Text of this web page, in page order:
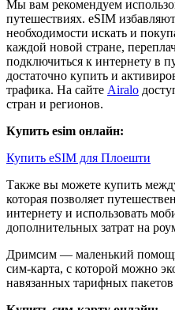
Мы вам рекомендуем
путешествиях. eSIM
необходимости искать и
каждой новой стране,
подключиться к интернету в
достаточно купить и
трафика. На сайте Airalo
стран и регионов.
Купить esim онлайн:
Купить eSIM для Плоешти
Также вы можете купить
которая позволяет
интернету и использовать
дополнительных затрат на
Дримсим — маленький
сим-карта, с которой можно
навязанных тарифных